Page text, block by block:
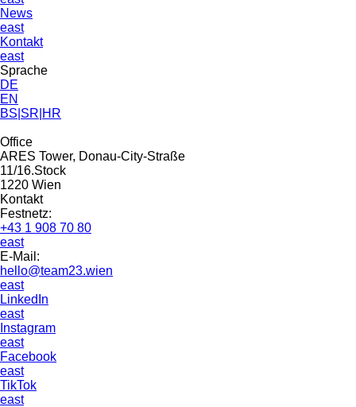
News
east
Kontakt
east
Sprache
DE
EN
BS|SR|HR
Office
ARES Tower, Donau-City-Straße
11/16.Stock
1220 Wien
Kontakt
Festnetz:
+43 1 908 70 80
east
E-Mail:
hello@team23.wien
east
LinkedIn
east
Instagram
east
Facebook
east
TikTok
east